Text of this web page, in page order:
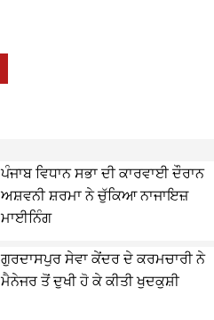
ਪੰਜਾਬ ਵਿਧਾਨ ਸਭਾ ਦੀ ਕਾਰਵਾਈ ਦੌਰਾਨ
ਅਸ਼ਵਨੀ ਸ਼ਰਮਾ ਨੇ ਚੁੱਕਿਆ ਨਾਜਾਇਜ਼
ਮਾਈਨਿੰਗ
ਗੁਰਦਾਸਪੁਰ ਸੇਵਾ ਕੇਂਦਰ ਦੇ ਕਰਮਚਾਰੀ ਨੇ
ਮੈਨੇਜਰ ਤੋਂ ਦੁਖੀ ਹੋ ਕੇ ਕੀਤੀ ਖੁਦਕੁਸ਼ੀ